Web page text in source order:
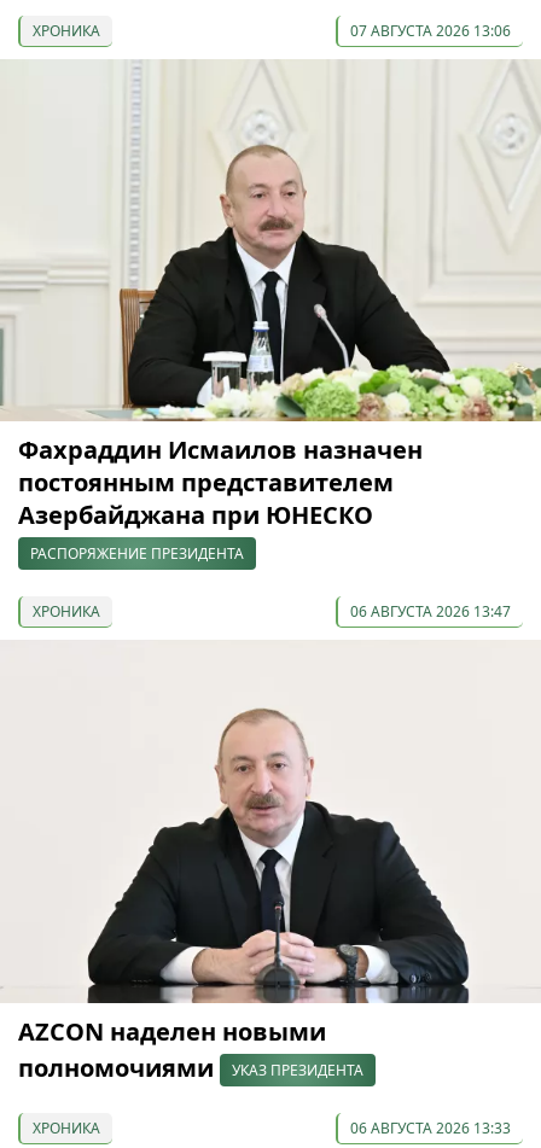
ХРОНИКА 07 АВГУСТА 2026 13:06
Фахраддин Исмаилов назначен
постоянным представителем
Азербайджана при ЮНЕСКО
РАСПОРЯЖЕНИЕ ПРЕЗИДЕНТА
ХРОНИКА 06 АВГУСТА 2026 13:47
AZCON наделен новыми
полномочиями
УКАЗ ПРЕЗИДЕНТА
ХРОНИКА 06 АВГУСТА 2026 13:33